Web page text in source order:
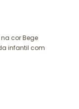
cor Bege
infantil com